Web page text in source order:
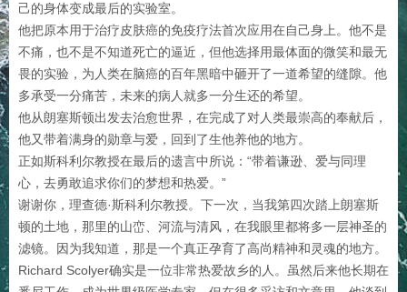
己的身体变成最后的实验室。
他把原本用于治疗皮肤癌的免疫疗法首次应用在自己身上。他不是
不痛，也不是不知道死亡的逼近，但他选择用最体面的微笑和最无
畏的实验，为人类在脑癌的百年黑暗中砸开了一道希望的缝隙。他
多承受一分痛苦，未来的病人就多一分生还的希望。
他从朗塞斯顿出发去治愈世界，在完成了对人类最崇高的奉献后，
他又带着满身的勋章与爱，回到了生他养他的地方。
正如斯科利尔教授在最后的遗言中所说：“带着谦逊、爱与同理
心，去勇敢追求你们的梦想和热爱。”
谢谢你，理查德·斯科利尔教授。下一次，当我第四次踏上朗塞斯
顿的土地，那里的山峦、河流与清风，在我眼里都将多一层神圣的
滤镜。因为我知道，那是一个真正孕育了高尚精神和灵魂的地方。
Richard Scolyer确实是一位非常热爱故乡的人。虽然后来他长期在